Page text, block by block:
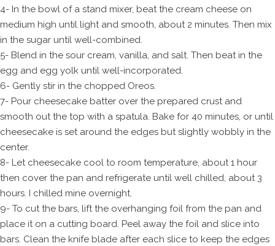
4- In the bowl of a stand mixer, beat the cream cheese on
medium high until light and smooth, about 2 minutes. Then mix
in the sugar until well-combined.
5- Blend in the sour cream, vanilla, and salt. Then beat in the
egg and egg yolk until well-incorporated.
6- Gently stir in the chopped Oreos.
7- Pour cheesecake batter over the prepared crust and
smooth out the top with a spatula. Bake for 40 minutes, or until
cheesecake is set around the edges but slightly wobbly in the
center.
8- Let cheesecake cool to room temperature, about 1 hour
then cover the pan and refrigerate until well chilled, about 3
hours. I chilled mine overnight.
9- To cut the bars, lift the overhanging foil from the pan and
place it on a cutting board. Peel away the foil and slice into
bars. Clean the knife blade after each slice to keep the edges